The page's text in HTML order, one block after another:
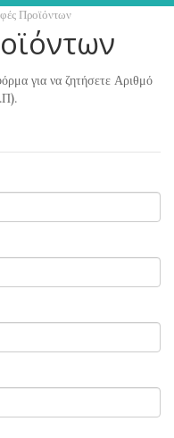
Προϊόντων
για να ζητήσετε Αριθμό